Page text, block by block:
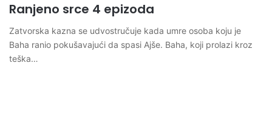
Ranjeno srce 4 epizoda
Zatvorska kazna se udvostručuje kada umre osoba koju je
Baha ranio pokušavajući da spasi Ajše. Baha, koji prolazi kroz
teška…